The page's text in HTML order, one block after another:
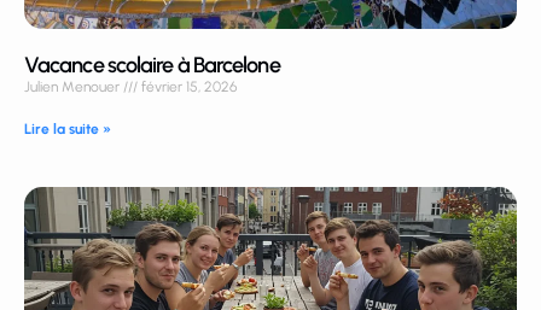
Vacance scolaire à Barcelone
Julien Menouer février 15, 2026
Lire la suite »